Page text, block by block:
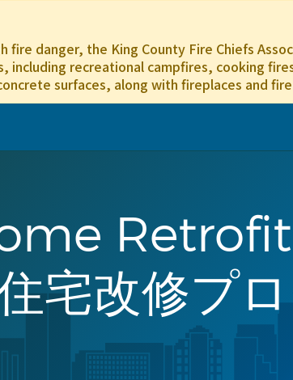
danger, the King County Fire Chiefs
recreational campfires, cooking
surfaces, along with fireplaces and
Retrofit
宅改修プ